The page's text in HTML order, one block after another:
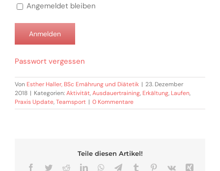
Angemeldet bleiben
Passwort vergessen
Von Esther Haller, BSc Ernährung und Diätetik | 23. Dezember
2018 | Kategorien:Aktivität,Ausdauertraining, Erkältung, Laufen,
Praxis Update,Teamsport | 0 Kommentare
Teile diesen Artikel!
Facebook
TwitterRedditLinkedInWhatsApp
TelegramTumblr Pinterest
Vk